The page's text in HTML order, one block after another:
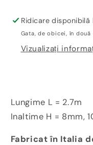
antichizata
Projolly
Ridicare
Gata, de obicei, în două
Vizualizați
Lungime L = 2.7m
Inaltime H = 8mm,
Fabricat în Italia